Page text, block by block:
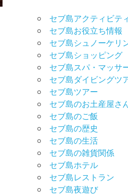
セブ島アクティビテ
セブ島お役立ち情報
セブ島シュノーケリ
セブ島ショッピング
セブ島スパ・マッサ
セブ島ダイビングツ
セブ島ツアー
セブ島のお土産屋さん
セブ島のご飯
セブ島の歴史
セブ島の生活
セブ島の雑貨関係
セブ島ホテル
セブ島レストラン
セブ島夜遊び